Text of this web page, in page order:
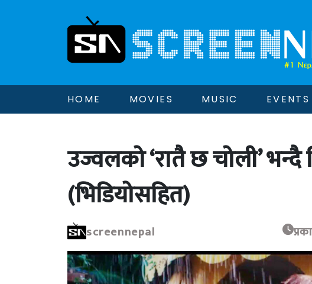
HOME MOVIES MUSIC EVENTS
उज्वलको ‘रातै छ चोली’
(भिडियोसहित)
screennepal